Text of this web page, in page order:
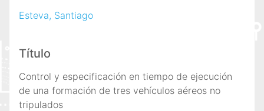
Esteva, Santiago
Título
Control y especificación en tiempo de ejecución
de una formación de tres vehículos aéreos no
tripulados